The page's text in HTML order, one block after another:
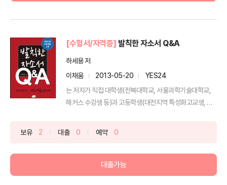
[수험서/자격증] 발칙한 자소서 Q&A
하세용 저
이채움
2013-05-20
YES24
는 저자가 직접 대학생(전북대학교, 서울과학기술대학교,
해커스 수강생 등)과 고등학생(대전지역 특성화고교생, 서
보유 2 대출 0 예약 0
대출가능